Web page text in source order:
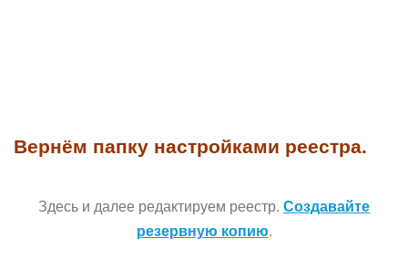
Вернём папку настройками реестра.
Здесь и далее редактируем реестр. Создавайте
резервную копию.